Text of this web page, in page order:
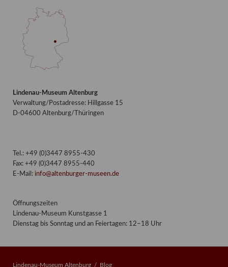
Lindenau-Museum Altenburg
Verwaltung/Postadresse: Hillgasse 15
D-04600 Altenburg/Thüringen
Tel.: +49 (0)3447 8955-430
Fax: +49 (0)3447 8955-440
E-Mail: info@altenburger-museen.de
Öffnungszeiten
Lindenau-Museum Kunstgasse 1
Dienstag bis Sonntag und an Feiertagen: 12–18 Uhr
Lindenau-Museum Altenburg Blog